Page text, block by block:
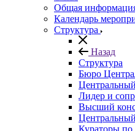
Общая
Календарь
Структура
Назад
Структура
Бюро
Лидер и
Высший
Кураторы